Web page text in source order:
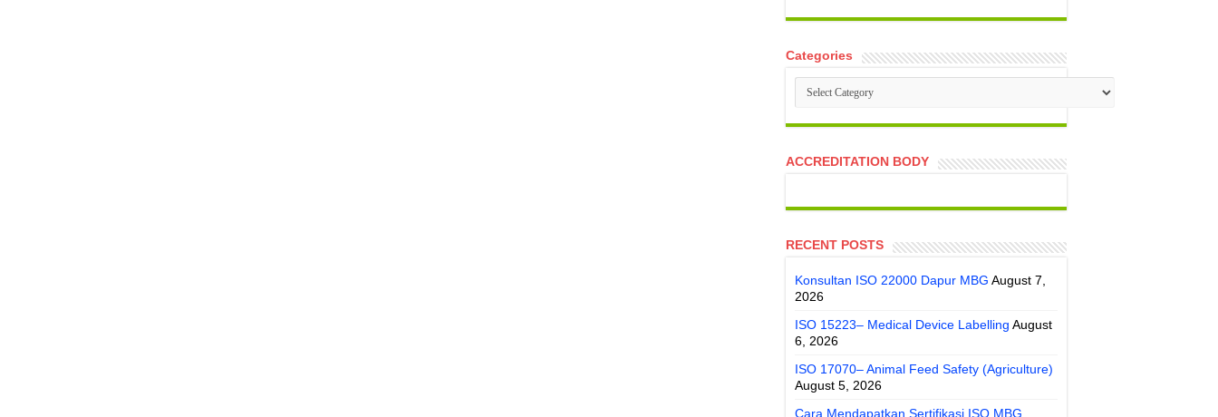
Categories
Categories
ACCREDITATION BODY
RECENT POSTS
Konsultan ISO 22000 Dapur MBG August 7,
2026
ISO 15223– Medical Device Labelling August
6, 2026
ISO 17070– Animal Feed Safety (Agriculture)
August 5, 2026
Cara Mendapatkan Sertifikasi ISO MBG